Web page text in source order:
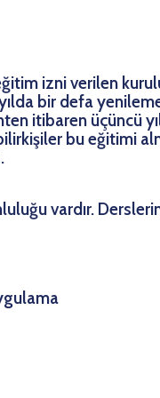
izni verilen
bir defa
itibaren üçüncü
bu eğitimi
vardır.